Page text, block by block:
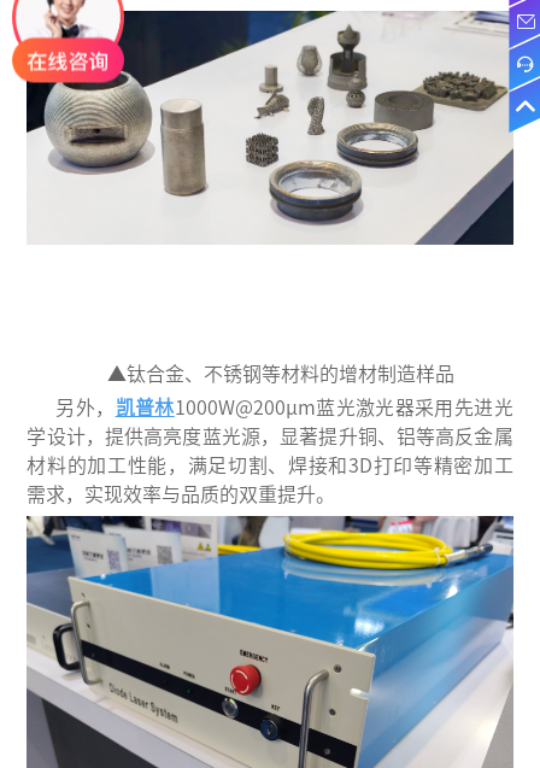
▲钛合金、不锈钢等材料的增材制造样品
另外， 凯普林1000W@200μm蓝光激光器采用先进光
学设计，提供高亮度蓝光源，显著提升铜、铝等高反金属
材料的加工性能， 满足切割、焊接和3D打印等精密加工
需求，实现效率与品质的双重提升。